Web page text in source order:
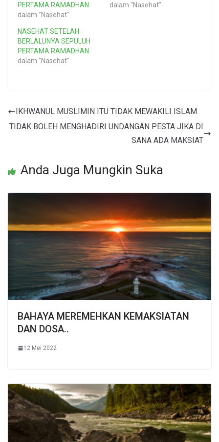
PERTAMA RAMADHAN
dalam "Nasehat"
dalam "Nasehat"
NASEHAT SETELAH
BERLALUNYA SEPULUH
PERTAMA RAMADHAN
dalam "Nasehat"
IKHWANUL MUSLIMIN ITU TIDAK MEWAKILI ISLAM
TIDAK BOLEH MENGHADIRI UNDANGAN PESTA JIKA DI
SANA ADA MAKSIAT
Anda Juga Mungkin Suka
BAHAYA MEREMEHKAN KEMAKSIATAN
DAN DOSA..
12 Mei 2022